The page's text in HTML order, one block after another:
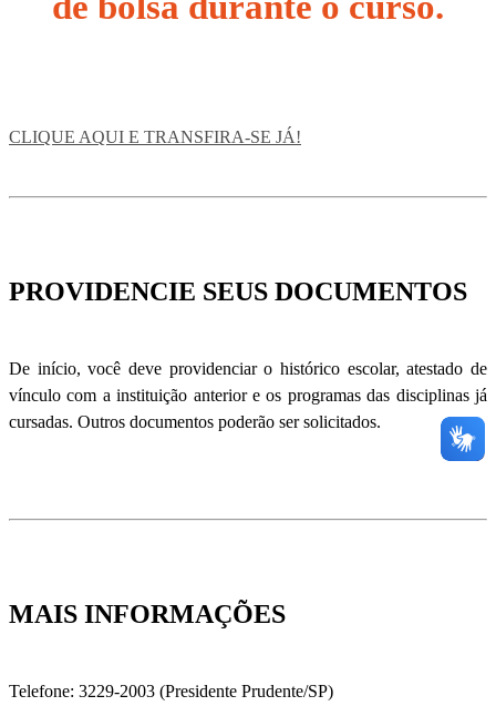
CLIQUE AQUI E TRANSFIRA-SE JÁ!
PROVIDENCIE SEUS DOCUMENTOS
De início, você deve providenciar o histórico escolar, atestado de
vínculo com a instituição anterior e os programas das disciplinas já
cursadas. Outros documentos poderão ser solicitados.
MAIS INFORMAÇÕES
Telefone: 3229-2003 (Presidente Prudente/SP)